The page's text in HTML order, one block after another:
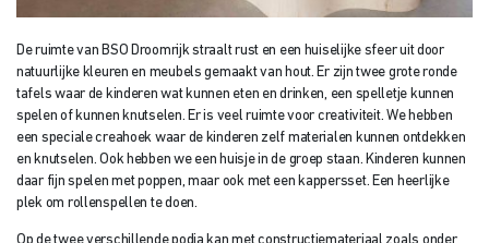
De ruimte van BSO Droomrijk straalt rust en een huiselijke sfeer uit door
natuurlijke kleuren en meubels gemaakt van hout. Er zijn twee grote ronde
tafels waar de kinderen wat kunnen eten en drinken, een spelletje kunnen
spelen of kunnen knutselen. Er is veel ruimte voor creativiteit. We hebben
een speciale creahoek waar de kinderen zelf materialen kunnen ontdekken
en knutselen. Ook hebben we een huisje in de groep staan. Kinderen kunnen
daar fijn spelen met poppen, maar ook met een kappersset. Een heerlijke
plek om rollenspellen te doen.